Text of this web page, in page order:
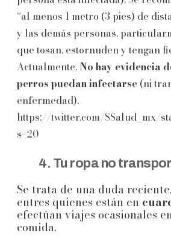
“al menos 1 metro (3 pies) de
y las demás personas,
que tosan, estornuden y tengan
Actualmente,No hay evidencia
perros puedan infectarse (ni
enfermedad).
https://twitter.com/SSalud_mx/
s=20
4. Tu ropa no
Se trata de una duda
entres quienes están en
efectúan viajes ocasionales
comida.